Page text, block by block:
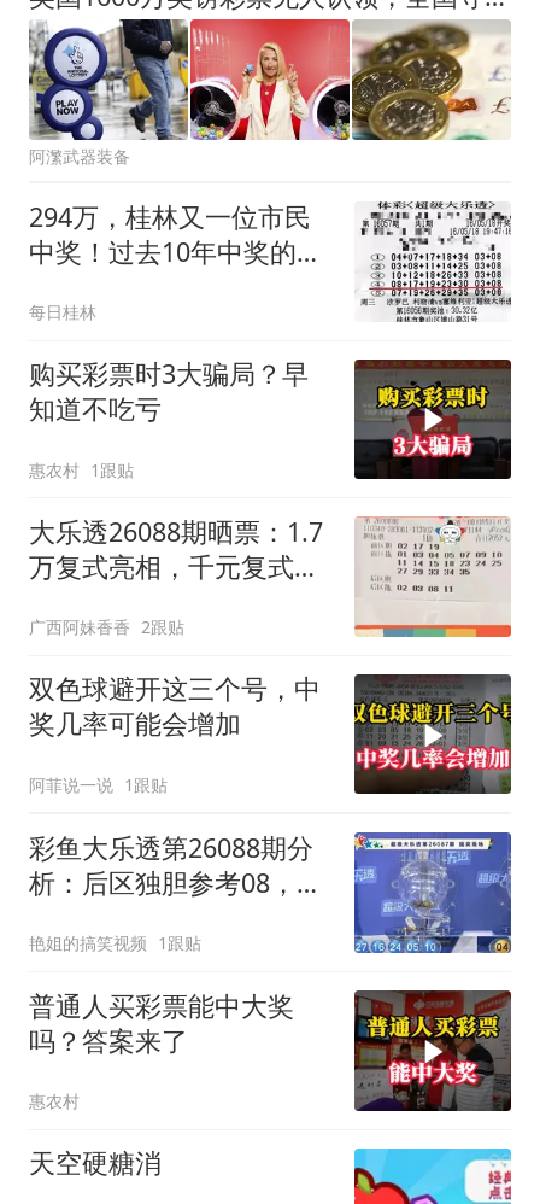
阿瀿武器装备
294万，桂林又一位市民
中奖！过去10年中奖的那
成了这样
每日桂林
购买彩票时3大骗局？早
知道不吃亏
惠农村 1跟贴
大乐透26088期晒票：1.7
万复式亮相，千元复式、
广西阿妹香香 2跟贴
双色球避开这三个号，中
奖几率可能会增加
阿菲说一说 1跟贴
彩鱼大乐透第26088期分
析：后区独胆参考08，和
艳姐的搞笑视频 1跟贴
普通人买彩票能中大奖
吗？答案来了
惠农村
天空硬糖消